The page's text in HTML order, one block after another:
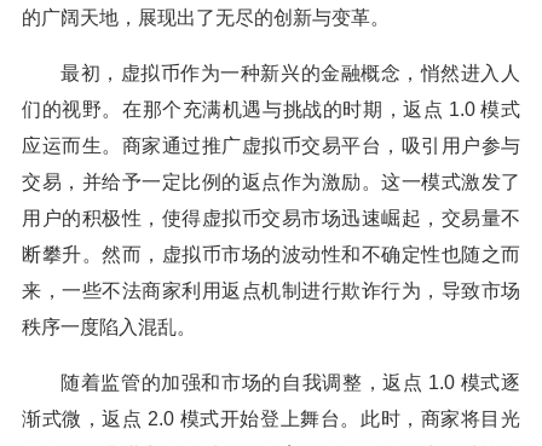
的广阔天地，展现出了无尽的创新与变革。
最初，虚拟币作为一种新兴的金融概念，悄然进入人
们的视野。在那个充满机遇与挑战的时期，返点 1.0 模式
应运而生。商家通过推广虚拟币交易平台，吸引用户参与
交易，并给予一定比例的返点作为激励。这一模式激发了
用户的积极性，使得虚拟币交易市场迅速崛起，交易量不
断攀升。然而，虚拟币市场的波动性和不确定性也随之而
来，一些不法商家利用返点机制进行欺诈行为，导致市场
秩序一度陷入混乱。
随着监管的加强和市场的自我调整，返点 1.0 模式逐
渐式微，返点 2.0 模式开始登上舞台。此时，商家将目光